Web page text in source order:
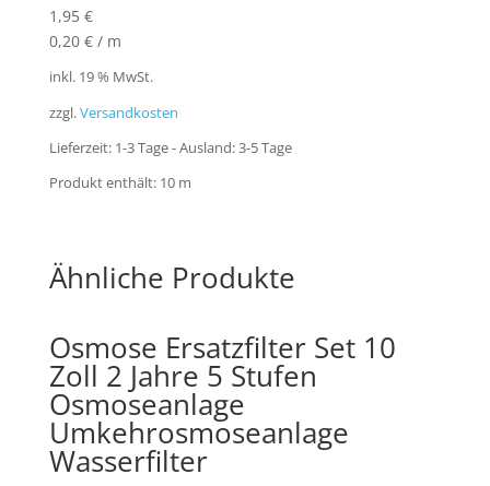
1,95 €
0,20 €/ m
inkl. 19 % MwSt.
zzgl.Versandkosten
Lieferzeit: 1-3 Tage - Ausland: 3-5 Tage
Produkt enthält: 10 m
Ähnliche Produkte
Osmose Ersatzfilter Set 10
Zoll 2 Jahre 5 Stufen
Osmoseanlage
Umkehrosmoseanlage
Wasserfilter